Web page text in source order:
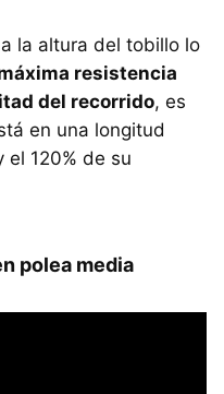
la altura del tobillo lo
resistencia
del recorrido, es
en una longitud
el 120% de su
polea media